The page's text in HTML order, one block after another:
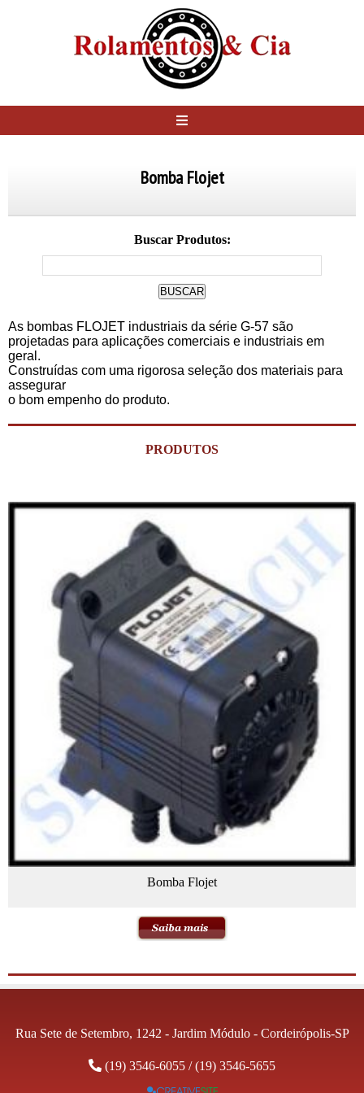
Bomba Flojet
Buscar Produtos:
As bombas FLOJET industriais da série G-57 são
projetadas para aplicações comerciais e industriais em
geral.
Construídas com uma rigorosa seleção dos materiais para
assegurar
o bom empenho do produto.
PRODUTOS
Bomba Flojet
Rua Sete de Setembro, 1242 - Jardim Módulo - Cordeirópolis-SP
(19) 3546-6055 /(19) 3546-5655